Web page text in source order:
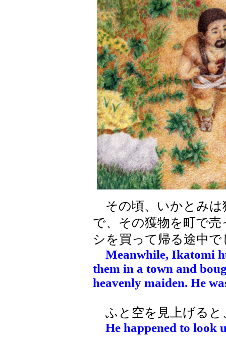
その頃、いかとみは
で、その獲物を町で
シを買って帰る途中で
Meanwhile, Ikatomi
them in a town and
heavenly maiden. He
ふと空を見上げると
He happened to look